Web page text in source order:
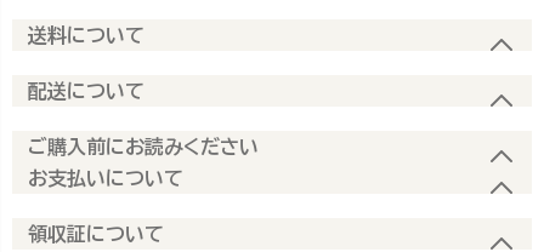
送料について
配送について
ご購入前にお読みください
お支払いについて
領収証について